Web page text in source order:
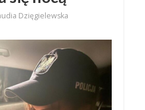
Dzięgielewska